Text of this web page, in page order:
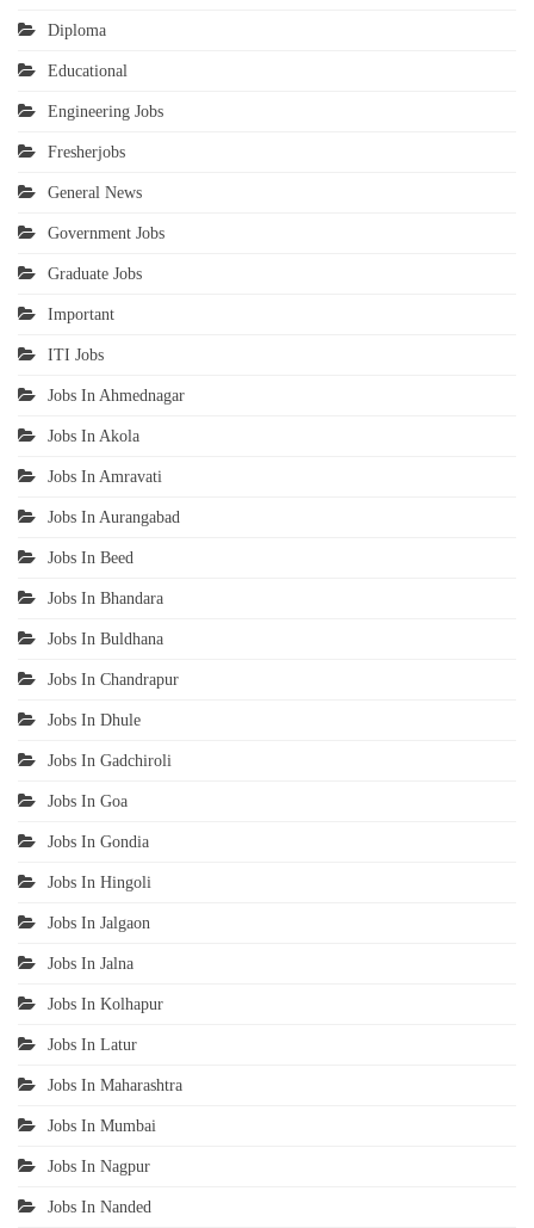
Diploma
Educational
Engineering Jobs
Fresherjobs
General News
Government Jobs
Graduate Jobs
Important
ITI Jobs
Jobs In Ahmednagar
Jobs In Akola
Jobs In Amravati
Jobs In Aurangabad
Jobs In Beed
Jobs In Bhandara
Jobs In Buldhana
Jobs In Chandrapur
Jobs In Dhule
Jobs In Gadchiroli
Jobs In Goa
Jobs In Gondia
Jobs In Hingoli
Jobs In Jalgaon
Jobs In Jalna
Jobs In Kolhapur
Jobs In Latur
Jobs In Maharashtra
Jobs In Mumbai
Jobs In Nagpur
Jobs In Nanded